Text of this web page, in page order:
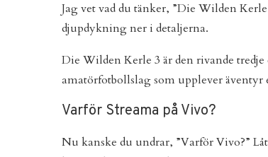
Jag vet vad du tänker, ”Die Wilden
djupdykning ner i detaljerna.
Die Wilden Kerle 3 är den rivande
amatörfotbollslag som upplever
Varför Streama på Vivo?
Nu kanske du undrar, ”Varför Vivo?”